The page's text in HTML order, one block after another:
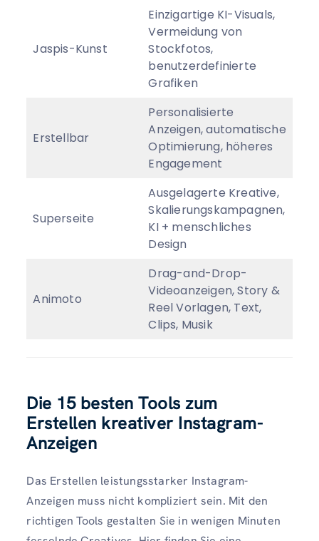
Jaspis-Kunst
Einzigartige KI-Visuals,
Vermeidung von
Stockfotos,
benutzerdefinierte
Grafiken
Erstellbar
Personalisierte
Anzeigen, automatische
Optimierung, höheres
Engagement
Superseite
Ausgelagerte Kreative,
Skalierungskampagnen,
KI + menschliches
Design
Animoto
Drag-and-Drop-
Videoanzeigen, Story &
Reel Vorlagen, Text,
Clips, Musik
Die 15 besten Tools zum
Erstellen kreativer Instagram-
Anzeigen
Das Erstellen leistungsstarker Instagram-
Anzeigen muss nicht kompliziert sein. Mit den
richtigen Tools gestalten Sie in wenigen Minuten